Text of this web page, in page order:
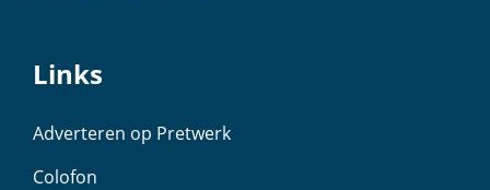
Links
Adverteren op Pretwerk
Colofon